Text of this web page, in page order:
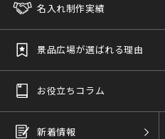
名入れ制作実績
景品広場が選ばれる理由
お役立ちコラム
新着情報